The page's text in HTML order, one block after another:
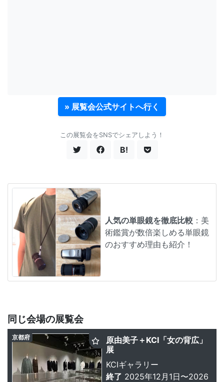
» 展覧会公式サイトへ行く
この展覧会をSNSでシェアしよう！
B!
人気の単眼鏡を徹底比較 ：美
術鑑賞が数倍楽しめる単眼鏡
のおすすめ理由も紹介！
同じ会場の展覧会
原由美子＋KCI「女の背広」
展
KCIギャラリー
終了 2025年12月1日〜2026
京都府